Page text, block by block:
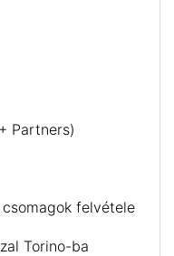
Partners)
felvétele
Torino-ba